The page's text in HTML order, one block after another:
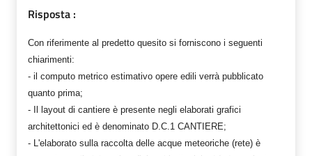
Risposta :
Con riferimente al predetto quesito si forniscono i seguenti
chiarimenti:
- il computo metrico estimativo opere edili verrà pubblicato
quanto prima;
- Il layout di cantiere è presente negli elaborati grafici
architettonici ed è denominato D.C.1 CANTIERE;
- L'elaborato sulla raccolta delle acque meteoriche (rete) è